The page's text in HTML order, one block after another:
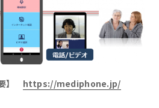
】 https://mediphone.jp/